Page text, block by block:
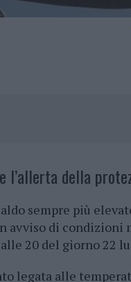
l’allerta della
sempre più
avviso di condizioni
20 del giorno 22
legata alle